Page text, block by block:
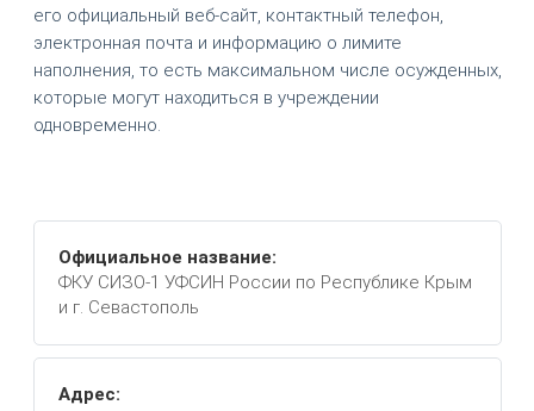
его официальный веб-сайт, контактный телефон,
электронная почта и информацию о лимите
наполнения, то есть максимальном числе осужденных,
которые могут находиться в учреждении
одновременно.
Официальное название:
ФКУ СИЗО-1 УФСИН России по Республике Крым
и г. Севастополь
Адрес: